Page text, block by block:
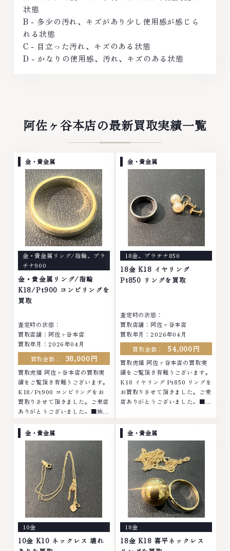
状態
B - 多少の汚れ、キズがあり少し使用感が感じら
れる状態
C - 目立った汚れ、キズのある状態
D - かなりの使用感、汚れ、キズのある状態
阿佐ヶ谷本店の最新買取実績一覧
金・貴金属
金・貴金属リング/指輪、 プラ
チナ900
金・貴金属リング/指輪
K18/Pt900 コンビリングを
買取
査定時の状態：
買取店舗：阿佐ヶ谷本店
買取年月：2026年04月
買取金額：
38,000円
買取虎福 阿佐ヶ谷本店の買取実
績をご覧頂き有難うございます。
K18/Pt900 コンビリングをお
買取りさせて頂きました。ご来店
ありがとうございました。■地域
ヤモンド ブランド品 ブランド衣
類 お酒買取りのことなら、お任
せくださいなかでも金・プラチナ
等のアクセサリー・貴金属・宝
石・ダイヤモンド・ジュエリーや
ブランド品・時計等は特に自信を
持って、高額査定を実現しており
ます。 古くて使わなくなってし
まったアクセサリー、動かなくな
ってしまった腕時計、多くのお品
物の高価買取りを実現しており、
他店ではお値段の付かなかったお
品物でも、一点一点丁寧に無料で
金・貴金属
18金、 プラチナ850
18金 K18 イヤリング
Pt850 リングを買取
査定時の状態：
買取店舗：阿佐ヶ谷本店
買取年月：2026年04月
買取金額：
54,000円
買取虎福 阿佐ヶ谷本店の買取実
績をご覧頂き有難うございます。
K18 イヤリング Pt850 リングを
お買取りさせて頂きました。ご来
店ありがとうございました。■地
衣類 お酒買取りのことなら、お
任せくださいなかでも金・プラチ
ナ等のアクセサリー・貴金属・宝
石・ダイヤモンド・ジュエリーや
ブランド品・時計等は特に自信を
持って、高額査定を実現しており
ます。 古くて使わなくなってし
まったアクセサリー、動かなくな
ってしまった腕時計、多くのお品
物の高価買取りを実現しており、
他店ではお値段の付かなかったお
品物でも、一点一点丁寧に無料で
査定します。お気軽にご連絡くだ
金・貴金属
10金
10金 K10 ネックレス 壊れ
金・貴金属
18金
18金 K18 喜平ネックレス